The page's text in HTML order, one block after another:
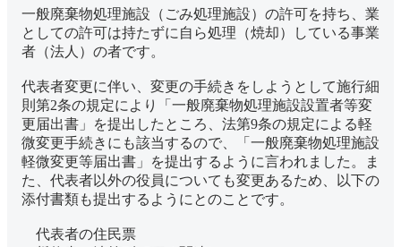
一般廃棄物処理施設（ごみ処理施設）の許可を持ち、業
としての許可は持たずに自ら処理（焼却）している事業
者（法人）の者です。
代表者変更に伴い、変更の手続きをしようとして施行細
則第2条の規定により「一般廃棄物処理施設設置者等変
更届出書」を提出したところ、法第9条の規定による軽
微変更手続きにも該当するので、「一般廃棄物処理施設
軽微変更等届出書」を提出するように言われました。ま
た、代表者以外の役員についても変更あるため、以下の
添付書類も提出するようにとのことです。
代表者の住民票